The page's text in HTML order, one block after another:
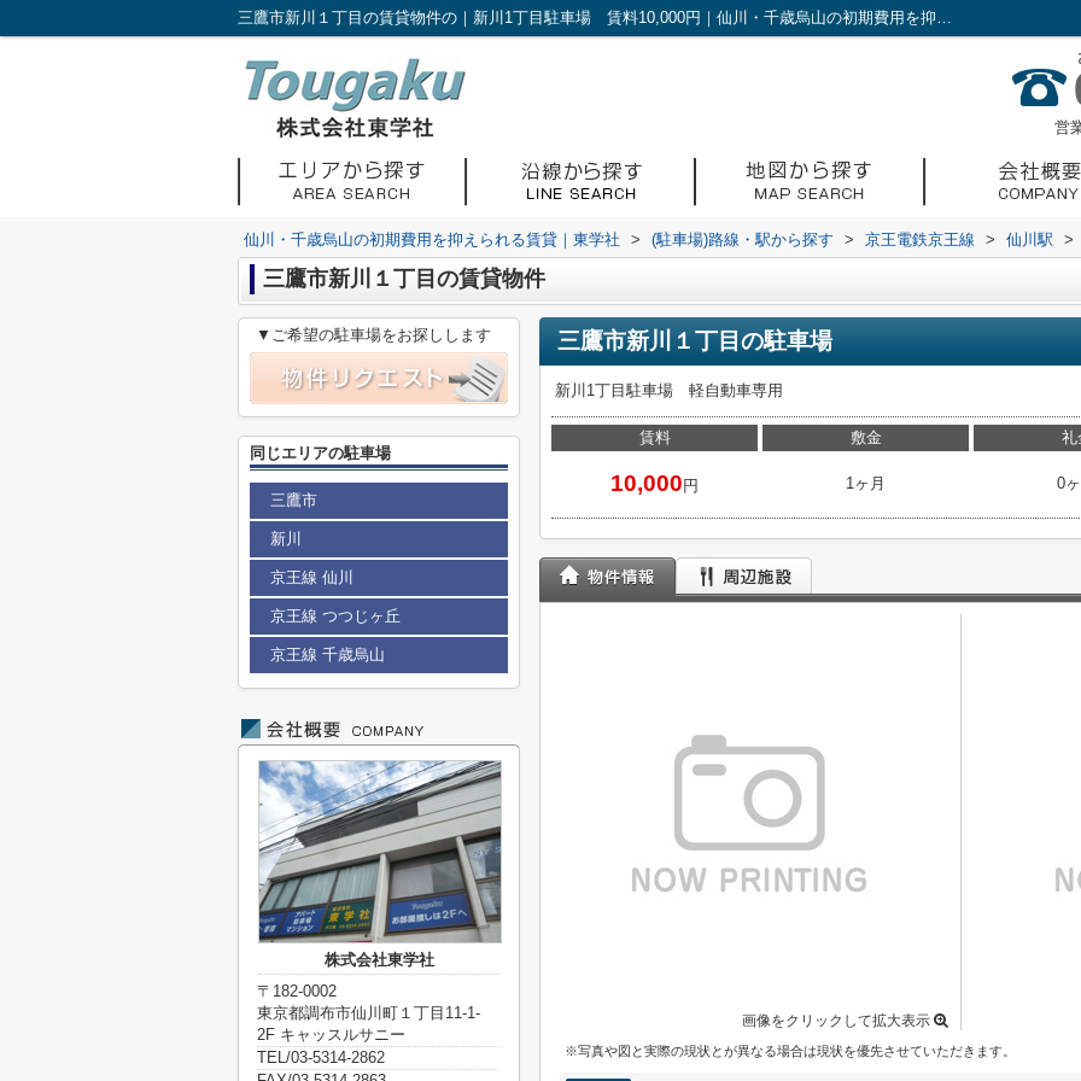
三鷹市新川１丁目の賃貸物件の｜新川1丁目駐車場 賃料10,000円｜仙川・千歳烏山の初期費用を抑えられる賃貸｜東学社
営
仙川・千歳烏山の初期費用を抑えられる賃貸｜東学社 > (駐車場)路線・駅から探す > 京王電鉄京王線 > 仙川駅 >
三鷹市新川１丁目の賃貸物件
三鷹市新川１丁目の駐車場
新川1丁目駐車場 軽自動車専用
賃料
10,000 円
敷金
1ヶ月
礼
0
画像をクリックして拡大表示
※写真や図と実際の現状とが異なる場合は現状を優先させていただきます。
▼ご希望の駐車場をお探しします
同じエリアの駐車場
三鷹市
新川
京王線 仙川
京王線 つつじヶ丘
京王線 千歳烏山
株式会社東学社
〒182-0002
東京都調布市仙川町１丁目11-1-
2F キャッスルサニー
TEL/03-5314-2862